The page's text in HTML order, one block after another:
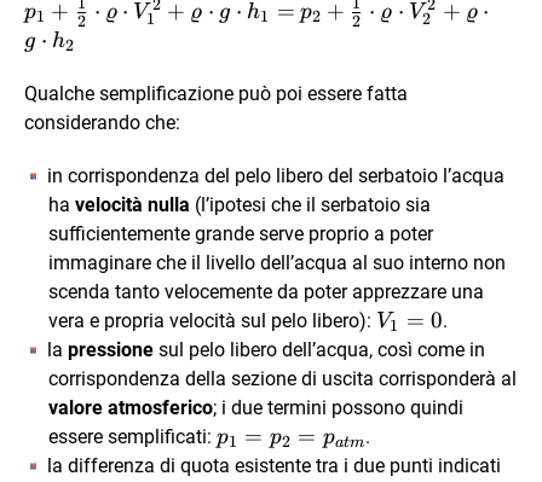
p_{1} + \frac{1}
{2} \cdot \varrho
V_{1}^{2}+\varrho
\cdot g \cdot h_{1}
p1 + 2
1 ⋅ ϱ ⋅ V1
2 + ϱ ⋅ g ⋅ h1 = p_{2} + \frac{1}
V_{2}^{2}+\varrho
p2 + 2
1 ⋅ ϱ ⋅ V2
2 + ϱ ⋅
g ⋅ h2
Qualche semplificazione può poi essere fatta
considerando che:
in corrispondenza del pelo libero del serbatoio l’acqua
ha velocità nulla (l’ipotesi che il serbatoio sia
sufficientemente grande serve proprio a poter
immaginare che il livello dell’acqua al suo interno non
scenda tanto velocemente da poter apprezzare una
vera e propria velocità sul pelo libero): V_{1}=0
V1 = 0.
la pressione sul pelo libero dell’acqua, così come in
corrispondenza della sezione di uscita corrisponderà al
valore atmosferico; i due termini possono quindi
essere semplificati: p_{1}=p_{2}=p_{atm}
p1 = p2 = patm.
la differenza di quota esistente tra i due punti indicati